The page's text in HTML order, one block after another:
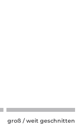
groß / weit geschnitten